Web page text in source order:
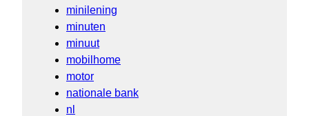
minilening
minuten
minuut
mobilhome
motor
nationale bank
nl